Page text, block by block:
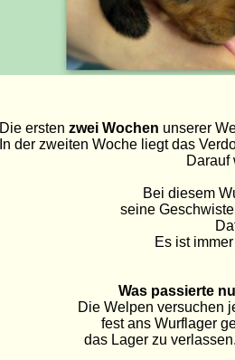
Die ersten zwei Wochen unserer
In der zweiten Woche liegt das
Darauf
Bei diesem
seine
Es ist
Was passierte
Die Welpen versuchen
fest ans Wurflager
das Lager zu